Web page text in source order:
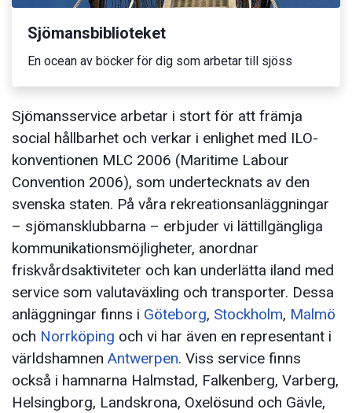
Sjömansbiblioteket
En ocean av böcker för dig som arbetar till sjöss
Sjömansservice arbetar i stort för att främja
social hållbarhet och verkar i enlighet med ILO-
konventionen MLC 2006 (Maritime Labour
Convention 2006), som undertecknats av den
svenska staten. På våra rekreationsanläggningar
– sjömansklubbarna – erbjuder vi lättillgängliga
kommunikationsmöjligheter, anordnar
friskvårdsaktiviteter och kan underlätta iland med
service som valutaväxling och transporter. Dessa
anläggningar finns i Göteborg, Stockholm, Malmö
och Norrköping och vi har även en representant i
världshamnen Antwerpen. Viss service finns
också i hamnarna Halmstad, Falkenberg, Varberg,
Helsingborg, Landskrona, Oxelösund och Gävle,